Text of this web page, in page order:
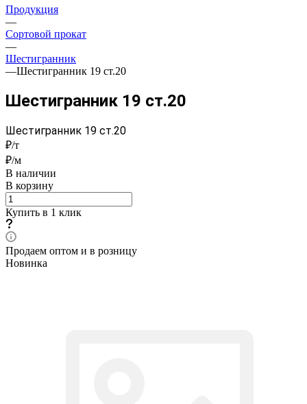
Продукция
—
Сортовой прокат
—
Шестигранник
—Шестигранник 19 ст.20
Шестигранник 19 ст.20
Шестигранник 19 ст.20
₽/т
₽/м
В наличии
В корзину
Купить в 1 клик
Продаем оптом и в розницу
Новинка